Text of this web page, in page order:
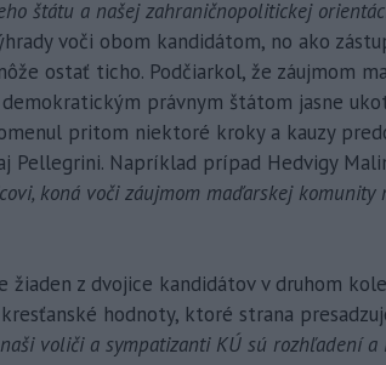
štátu a našej zahraničnopolitickej
voči obom kandidátom, no ako
ostať ticho. Podčiarkol, že záujmom
právnym štátom jasne
pritom niektoré kroky a kauzy
Pellegrini. Napríklad prípad Hedvigy
koná voči záujmom maďarskej komunity
žiaden z dvojice kandidátov v druhom kole
hodnoty, ktoré strana
voliči a sympatizanti KÚ sú rozhľadení